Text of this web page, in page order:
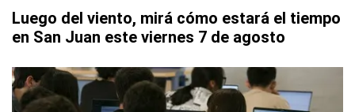
Luego del viento, mirá cómo estará el tiempo
en San Juan este viernes 7 de agosto